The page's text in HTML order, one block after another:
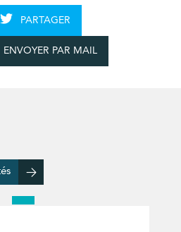
PARTAGER
ENVOYER PAR MAIL